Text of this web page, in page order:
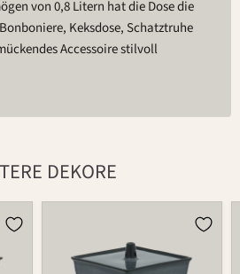
von 0,8 Litern hat die Dose die
Keksdose, Schatztruhe
Accessoire stilvoll
DEKORE